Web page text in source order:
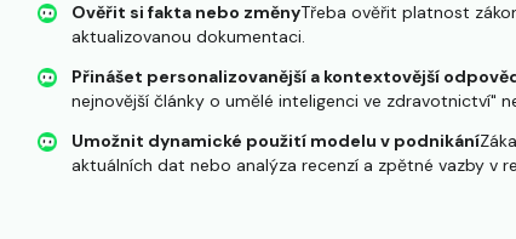
Ověřit si fakta nebo změnyTřeba ověřit platnost
aktualizovanou dokumentaci.
Přinášet personalizovanější a kontextovější
nejnovější články o umělé inteligenci ve zdravotnictví"
Umožnit dynamické použití modelu v podnikání
aktuálních dat nebo analýza recenzí a zpětné vazby v